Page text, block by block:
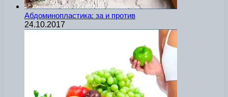
Абдоминопластика: за и против
24.10.2017